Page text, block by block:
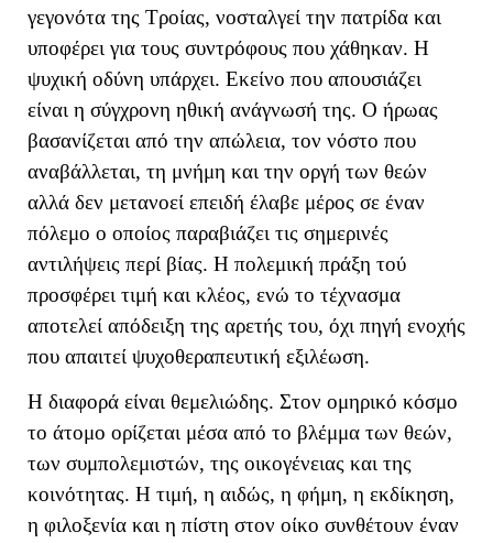
γεγονότα της Τροίας, νοσταλγεί την πατρίδα και
υποφέρει για τους συντρόφους που χάθηκαν. Η
ψυχική οδύνη υπάρχει. Εκείνο που απουσιάζει
είναι η σύγχρονη ηθική ανάγνωσή της. Ο ήρωας
βασανίζεται από την απώλεια, τον νόστο που
αναβάλλεται, τη μνήμη και την οργή των θεών
αλλά δεν μετανοεί επειδή έλαβε μέρος σε έναν
πόλεμο ο οποίος παραβιάζει τις σημερινές
αντιλήψεις περί βίας. Η πολεμική πράξη τού
προσφέρει τιμή και κλέος, ενώ το τέχνασμα
αποτελεί απόδειξη της αρετής του, όχι πηγή ενοχής
που απαιτεί ψυχοθεραπευτική εξιλέωση.
Η διαφορά είναι θεμελιώδης. Στον ομηρικό κόσμο
το άτομο ορίζεται μέσα από το βλέμμα των θεών,
των συμπολεμιστών, της οικογένειας και της
κοινότητας. Η τιμή, η αιδώς, η φήμη, η εκδίκηση,
η φιλοξενία και η πίστη στον οίκο συνθέτουν έναν